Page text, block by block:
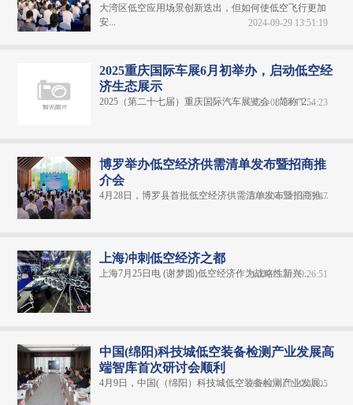
大湾区低空应用场景创新迭出，但如何使低空飞行更加
安...
2024-09-29 13:51:19
2025重庆国际车展6月初举办，启动低空经
济生态展示
2025（第二十七届）重庆国际汽车展览会（简称“2...
2025-03-28 11:54:23
博罗举办低空经济供需清单发布暨招商推
介会
4月28日，博罗县首批低空经济供需清单发布暨招商推...
2026-04-29 11:25:47
上海冲刺低空经济之都
上海7月25日电 (谢梦圆)低空经济作为战略性新兴...
2025-07-30 09:26:51
中国(绵阳)科技城低空装备检测产业发展高
端智库首次研讨会顺利
4月9日，中国(（绵阳）科技城低空装备检测产业发展...
2026-04-10 10:47:05